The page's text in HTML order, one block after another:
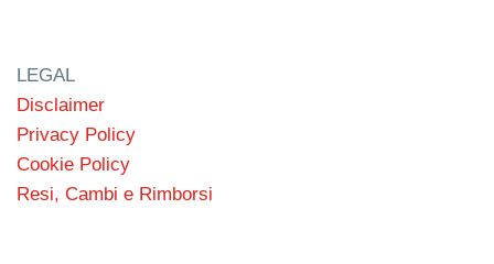
LEGAL
Disclaimer
Privacy Policy
Cookie Policy
Resi, Cambi e Rimborsi